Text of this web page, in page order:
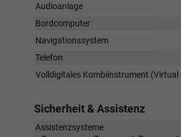
Audioanlage
Bordcomputer
Navigationssystem
Telefon
Volldigitales Kombiinstrument (Virtual
Sicherheit & Assistenz
Assistenzsysteme